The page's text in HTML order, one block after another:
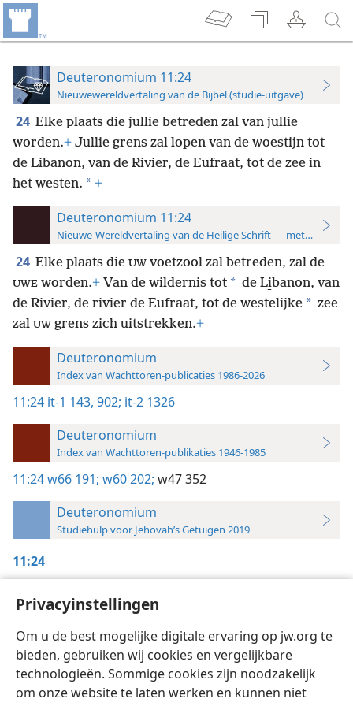
Privacyinstellingen
Om u de best mogelijke digitale ervaring op jw.org te
bieden, gebruiken wij cookies en vergelijkbare
technologieën. Sommige cookies zijn noodzakelijk
om onze website te laten werken en kunnen niet
Deuteronomium 11:24
Nieuwewereldvertaling van de Bijbel (studie-uitgave)
24 Elke plaats die jullie betreden zal van jullie
worden.+ Jullie grens zal lopen van de woestijn tot
de Libanon, van de Rivier, de Eufraat, tot de zee in
het westen. * +
Deuteronomium 11:24
Nieuwe-Wereldvertaling van de Heilige Schrift — met
24 Elke plaats die UW voetzool zal betreden, zal de
UWE worden.+ Van de wildernis tot * de Li̱banon, van
de Rivier, de rivier de E̱u̱fraat, tot de westelijke * zee
zal UW grens zich uitstrekken.+
Deuteronomium
Index van Wachttoren-publicaties 1986-2026
11:24 it-1 143, 902; it-2 1326
Deuteronomium
Index van Wachttoren-publikaties 1946-1985
11:24w66 191; w60 202; w47 352
Deuteronomium
Studiehulp voor Jehovah’s Getuigen 2019
11:24
Deel 2 blz. 1326